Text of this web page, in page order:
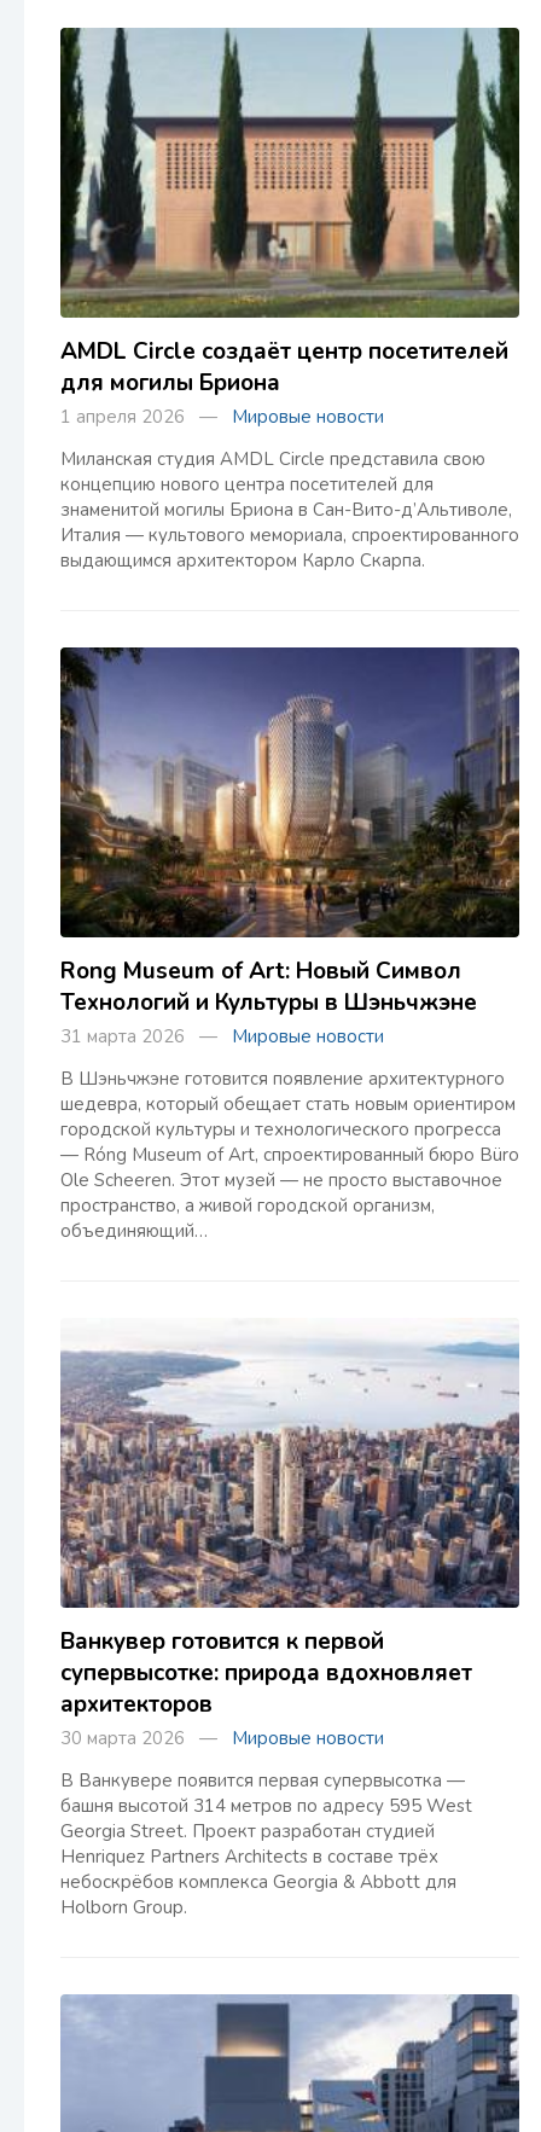
AMDL Circle создаёт центр посетителей
для могилы Бриона
1 апреля 2026 — Мировые новости
Миланская студия AMDL Circle представила свою
концепцию нового центра посетителей для
знаменитой могилы Бриона в Сан-Вито-д’Альтиволе,
Италия — культового мемориала, спроектированного
выдающимся архитектором Карло Скарпа.
Rong Museum of Art: Новый Символ
Технологий и Культуры в Шэньчжэне
31 марта 2026 — Мировые новости
В Шэньчжэне готовится появление архитектурного
шедевра, который обещает стать новым ориентиром
городской культуры и технологического прогресса
— Róng Museum of Art, спроектированный бюро Büro
Ole Scheeren. Этот музей — не просто выставочное
пространство, а живой городской организм,
объединяющий…
Ванкувер готовится к первой
супервысотке: природа вдохновляет
архитекторов
30 марта 2026 — Мировые новости
В Ванкувере появится первая супервысотка —
башня высотой 314 метров по адресу 595 West
Georgia Street. Проект разработан студией
Henriquez Partners Architects в составе трёх
небоскрёбов комплекса Georgia & Abbott для
Holborn Group.